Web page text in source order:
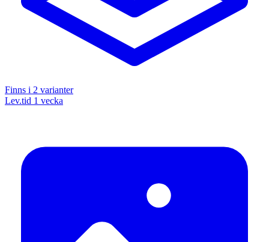
Finns i 2 varianter
Lev.tid 1 vecka